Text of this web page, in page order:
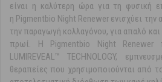
είναι η καλύτερη ώρα για τη φυσική
η Pigmentbio Night Renewer ενισχύει
την παραγωγή κολλαγόνου, για απαλό
πρωί. Η Pigmentbio Night Renewer
LUMIREVEAL™ TECHNOLOGY,
θεραπείες που χρησιμοποιούνται από